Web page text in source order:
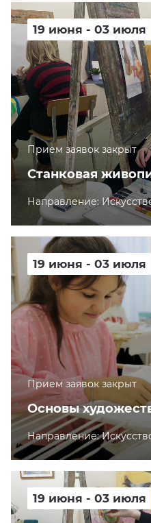
19 июня - 03 июля
Прием заявок закрыт
Станковая
Направление:
19 июня - 03 июля
Прием заявок закрыт
Основы
Направление:
19 июня - 03 июля